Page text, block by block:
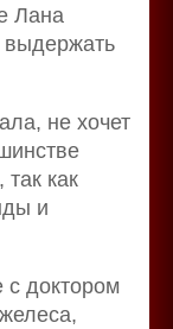
Лана
выдержать
не хочет
как
и
с доктором